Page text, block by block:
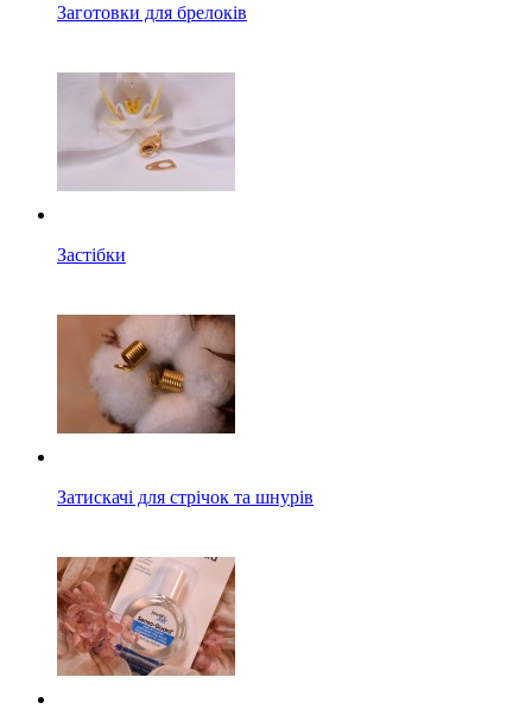
Заготовки для брелоків
Застібки
Затискачі для стрічок та шнурів